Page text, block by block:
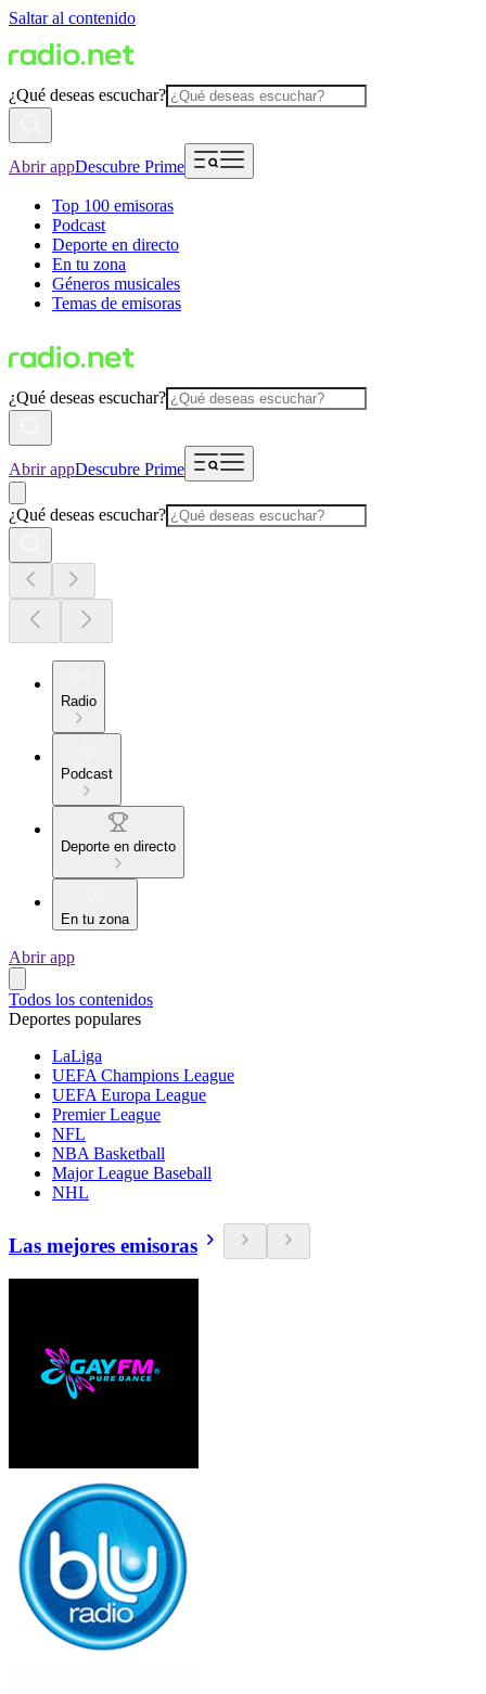
Saltar al contenido
¿Qué deseas escuchar?
Abrir appDescubre Prime
Top 100 emisoras
Podcast
Deporte en directo
En tu zona
Géneros musicales
Temas de emisoras
¿Qué deseas escuchar?
Abrir appDescubre Prime
¿Qué deseas escuchar?
Radio
Podcast
Deporte en directo
En tu zona
Abrir app
Todos los contenidos
Deportes populares
LaLiga
UEFA Champions League
UEFA Europa League
Premier League
NFL
NBA Basketball
Major League Baseball
NHL
Las mejores emisoras